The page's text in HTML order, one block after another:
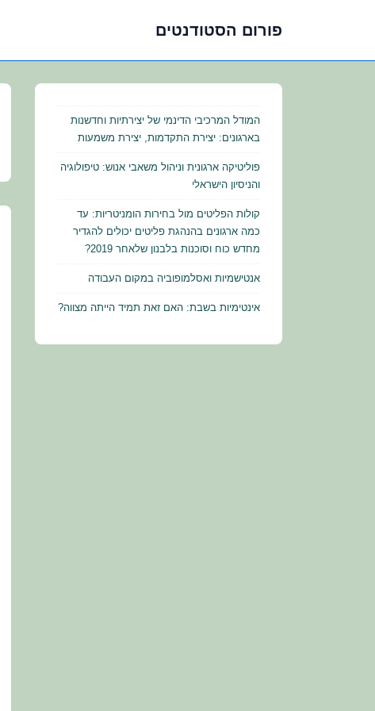
פורום הסטודנטים
המודל המרכיבי הדינמי של יצירתיות וחדשנות
בארגונים: יצירת התקדמות, יצירת משמעות
פוליטיקה ארגונית וניהול משאבי אנוש: טיפולוגיה
והניסיון הישראלי
קולות הפליטים מול בחירות הומניטריות: עד
כמה ארגונים בהנהגת פליטים יכולים להגדיר
מחדש כוח וסוכנות בלבנון שלאחר 2019?
אנטישמיות ואסלמופוביה במקום העבודה
אינטימיות בשבת: האם זאת תמיד הייתה מצווה?